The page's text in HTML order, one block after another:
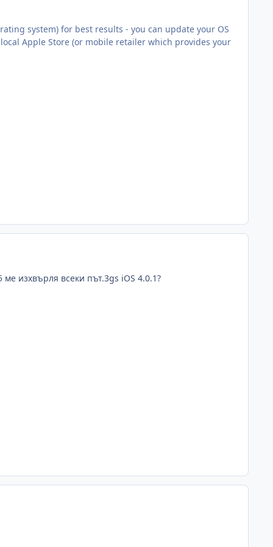
system) for best results - you can update your OS
Apple Store (or mobile retailer which provides your
изхвърля всеки път.3gs iOS 4.0.1?